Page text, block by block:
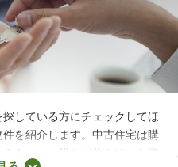
している方にチェックしてほ
を紹介します。中古住宅は購
ものの、誰かが住んでいた家